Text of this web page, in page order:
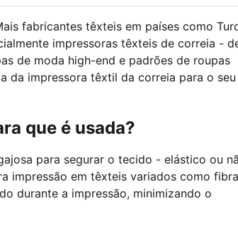
fabricantes têxteis em países como
impressoras têxteis de correia -
de moda high-end e padrões de roupas
da impressora têxtil da correia para o seu
que é usada?
para segurar o tecido - elástico ou
impressão em têxteis variados como
durante a impressão, minimizando o